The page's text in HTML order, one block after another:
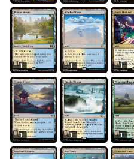
1 1 1
1 1 1